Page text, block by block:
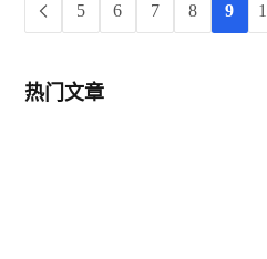
5 6 7 8 9
热门文章